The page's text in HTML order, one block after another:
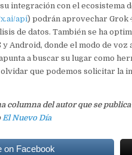
integración con el ecosistema
api) podrán aprovechar Grok
de datos. También se ha
y Android, donde el modo de
a buscar su lugar como
que podemos solicitar la
columna del autor que se
El Nuevo Día
on Facebook